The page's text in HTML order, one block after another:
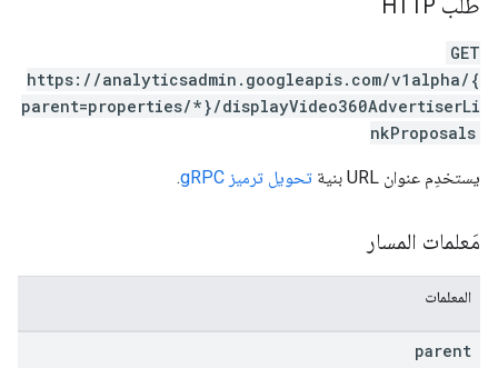
طلب HTTP
GET
https://analyticsadmin.googleapis.com/v1alpha/{
parent=properties/*}/displayVideo360AdvertiserLi
nkProposals
يستخدِم عنوان URL بنية تحويل ترميز gRPC .
مَعلمات المسار
المعلمات
parent